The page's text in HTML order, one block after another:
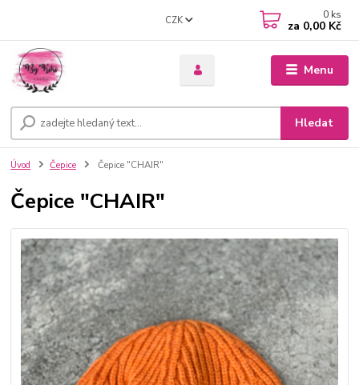
Menu
CZK
Hledat
0 ks
za 0,00 Kč
Úvod Čepice Čepice "CHAIR"
Čepice "CHAIR"